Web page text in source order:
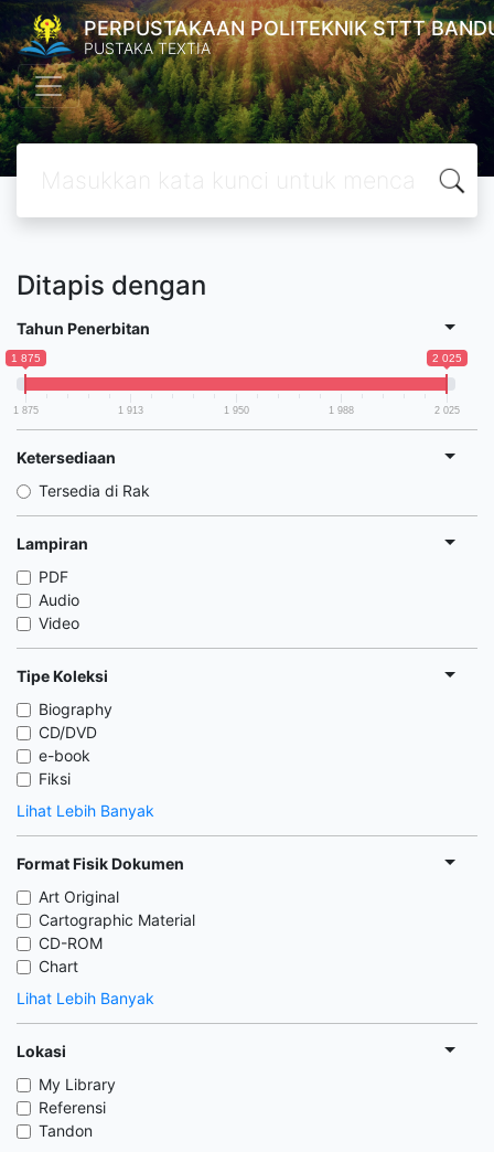
PERPUSTAKAAN POLITEKNIK STTT
PUSTAKA TEXTIA
Ditapis dengan
Tahun Penerbitan
1 875 2 025
1 875 1 913 1 950 1 988 2 025
Ketersediaan
Tersedia di Rak
Lampiran
PDF
Audio
Video
Tipe Koleksi
Biography
CD/DVD
e-book
Fiksi
Lihat Lebih Banyak
Format Fisik Dokumen
Art Original
Cartographic Material
CD-ROM
Chart
Lihat Lebih Banyak
Lokasi
My Library
Referensi
Tandon